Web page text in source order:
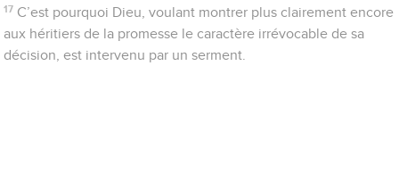
17 C’est pourquoi Dieu, voulant montrer plus clairement encore
aux héritiers de la promesse le caractère irrévocable de sa
décision, est intervenu par un serment.